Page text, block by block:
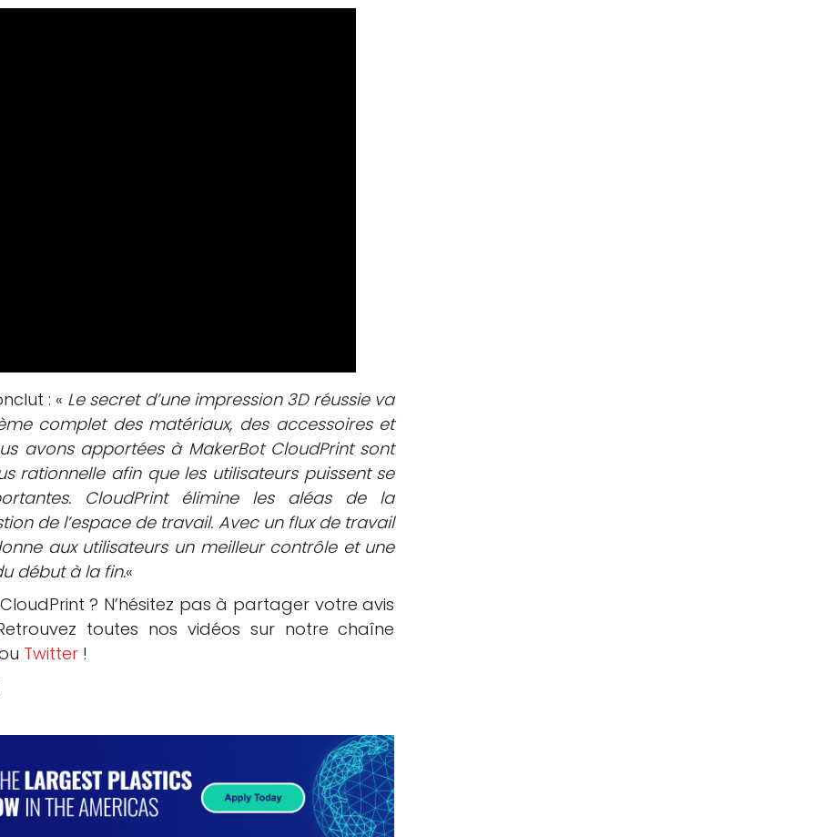
: « Le secret d’une impression 3D réussie va
complet des matériaux, des accessoires et
avons apportées à MakerBot CloudPrint sont
rationnelle afin que les utilisateurs puissent se
CloudPrint élimine les aléas de la
de l’espace de travail. Avec un flux de travail
aux utilisateurs un meilleur contrôle et une
début à la fin.«
? N’hésitez pas à partager votre avis
toutes nos vidéos sur notre chaîne
Twitter !